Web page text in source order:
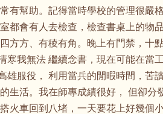
有幫助。記得當時學校的管理很嚴
都會有人去檢查，檢查書桌上的物
方方、有稜有角。晚上有門禁，十
我無法 繼續念書，現在可能在當
服役， 利用當兵的閒暇時間，苦
生活。我在師專成績很好， 但卻分
火車回到八堵，一天要花上好幾個